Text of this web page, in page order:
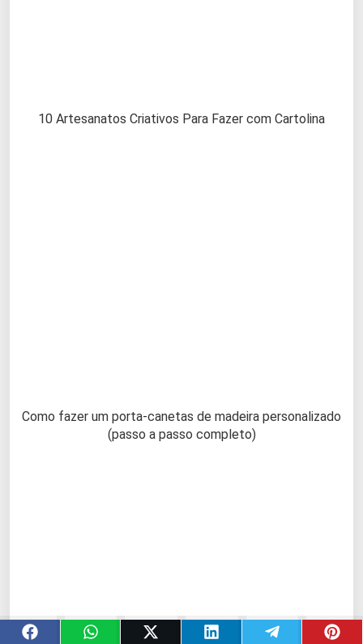
10 Artesanatos Criativos Para Fazer com Cartolina
Como fazer um porta-canetas de madeira personalizado
(passo a passo completo)